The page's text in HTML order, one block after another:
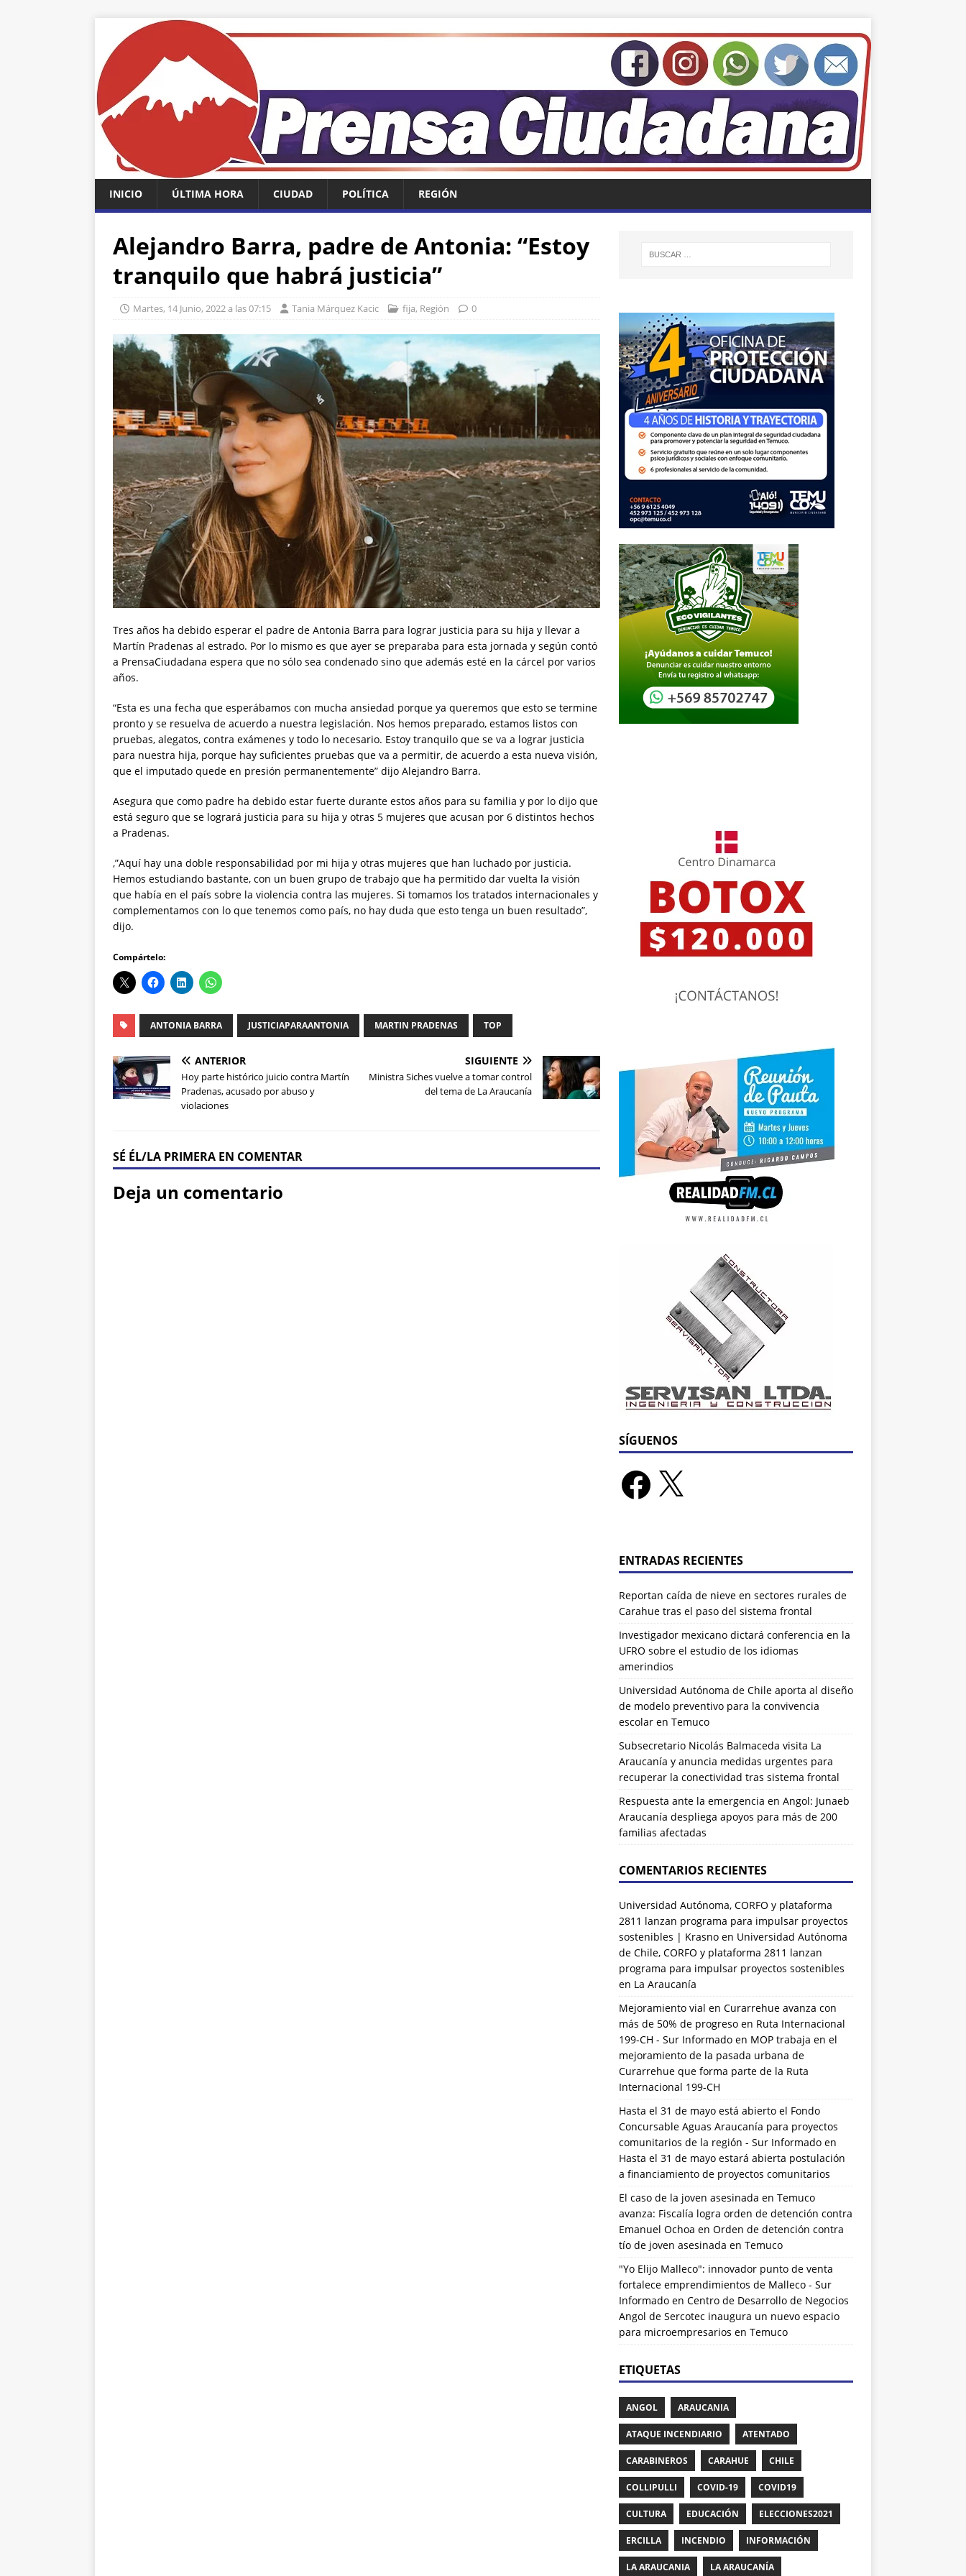
INICIO ÚLTIMA HORA CIUDAD POLÍTICA REGIÓN
Alejandro Barra, padre de Antonia: “Estoy
tranquilo que habrá justicia”
Martes, 14 Junio, 2022 a las 07:15 Tania Márquez Kacic fija, Región 0
Tres años ha debido esperar el padre de Antonia Barra para lograr justicia para su hija y llevar a
Martín Pradenas al estrado. Por lo mismo es que ayer se preparaba para esta jornada y según contó
a PrensaCiudadana espera que no sólo sea condenado sino que además esté en la cárcel por varios
años.
“Esta es una fecha que esperábamos con mucha ansiedad porque ya queremos que esto se termine
pronto y se resuelva de acuerdo a nuestra legislación. Nos hemos preparado, estamos listos con
pruebas, alegatos, contra exámenes y todo lo necesario. Estoy tranquilo que se va a lograr justicia
para nuestra hija, porque hay suficientes pruebas que va a permitir, de acuerdo a esta nueva visión,
que el imputado quede en presión permanentemente” dijo Alejandro Barra.
Asegura que como padre ha debido estar fuerte durante estos años para su familia y por lo dijo que
está seguro que se logrará justicia para su hija y otras 5 mujeres que acusan por 6 distintos hechos
a Pradenas.
,”Aquí hay una doble responsabilidad por mi hija y otras mujeres que han luchado por justicia.
Hemos estudiando bastante, con un buen grupo de trabajo que ha permitido dar vuelta la visión
que había en el país sobre la violencia contra las mujeres. Si tomamos los tratados internacionales y
complementamos con lo que tenemos como país, no hay duda que esto tenga un buen resultado”,
dijo.
Compártelo:
ANTONIA BARRA JUSTICIAPARAANTONIA MARTIN PRADENAS TOP
ANTERIOR
Hoy parte histórico juicio contra Martín
Pradenas, acusado por abuso y
violaciones
SIGUIENTE
Ministra Siches vuelve a tomar control
del tema de La Araucanía
SÉ ÉL/LA PRIMERA EN COMENTAR
Deja un comentario
SÍGUENOS
ENTRADAS RECIENTES
Reportan caída de nieve en sectores rurales de
Carahue tras el paso del sistema frontal
Investigador mexicano dictará conferencia en la
UFRO sobre el estudio de los idiomas
amerindios
Universidad Autónoma de Chile aporta al diseño
de modelo preventivo para la convivencia
escolar en Temuco
Subsecretario Nicolás Balmaceda visita La
Araucanía y anuncia medidas urgentes para
recuperar la conectividad tras sistema frontal
Respuesta ante la emergencia en Angol: Junaeb
Araucanía despliega apoyos para más de 200
familias afectadas
COMENTARIOS RECIENTES
Universidad Autónoma, CORFO y plataforma
2811 lanzan programa para impulsar proyectos
sostenibles | Krasnoen Universidad Autónoma
de Chile, CORFO y plataforma 2811 lanzan
programa para impulsar proyectos sostenibles
en La Araucanía
Mejoramiento vial en Curarrehue avanza con
más de 50% de progreso en Ruta Internacional
199-CH - Sur Informadoen MOP trabaja en el
mejoramiento de la pasada urbana de
Curarrehue que forma parte de la Ruta
Internacional 199-CH
Hasta el 31 de mayo está abierto el Fondo
Concursable Aguas Araucanía para proyectos
comunitarios de la región - Sur Informadoen
Hasta el 31 de mayo estará abierta postulación
a financiamiento de proyectos comunitarios
El caso de la joven asesinada en Temuco
avanza: Fiscalía logra orden de detención contra
Emanuel Ochoa en Orden de detención contra
tío de joven asesinada en Temuco
"Yo Elijo Malleco": innovador punto de venta
fortalece emprendimientos de Malleco - Sur
Informadoen Centro de Desarrollo de Negocios
Angol de Sercotec inaugura un nuevo espacio
para microempresarios en Temuco
ETIQUETAS
ANGOL ARAUCANIA
ATAQUE INCENDIARIO ATENTADO
CARABINEROS CARAHUE CHILE
COLLIPULLI COVID-19 COVID19
CULTURA EDUCACIÓN ELECCIONES2021
ERCILLA INCENDIO INFORMACIÓN
LA ARAUCANIA LA ARAUCANÍA